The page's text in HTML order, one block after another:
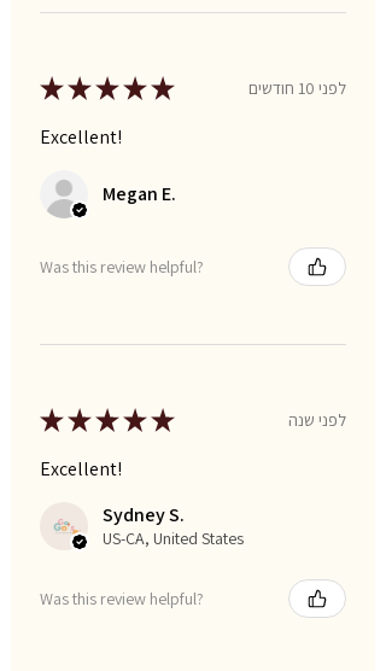
★★★★★ לפני 10 חודשים
Excellent!
Megan E.
Was this review helpful?
★★★★★ לפני שנה
Excellent!
Sydney S.
US-CA, United States
Was this review helpful?